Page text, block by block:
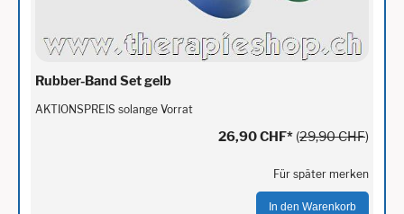
Rubber-Band Set gelb
AKTIONSPREIS solange Vorrat
26,90 CHF* (29,90 CHF)
Für später merken
In den Warenkorb